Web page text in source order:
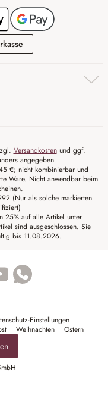
Versandkostenund ggf.
angegeben.
€; nicht kombinierbar und
Ware. Nicht anwendbar beim
(Nur als solche markierten
25% auf alle Artikel unter
sind ausgeschlossen. Sie
bis 11.08.2026.
Einstellungen
Weihnachten Ostern